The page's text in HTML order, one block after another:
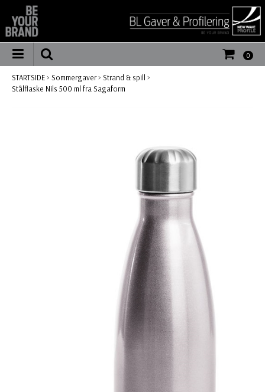
0
STARTSIDE> Sommergaver> Strand & spill >
Stålflaske Nils 500 ml fra Sagaform